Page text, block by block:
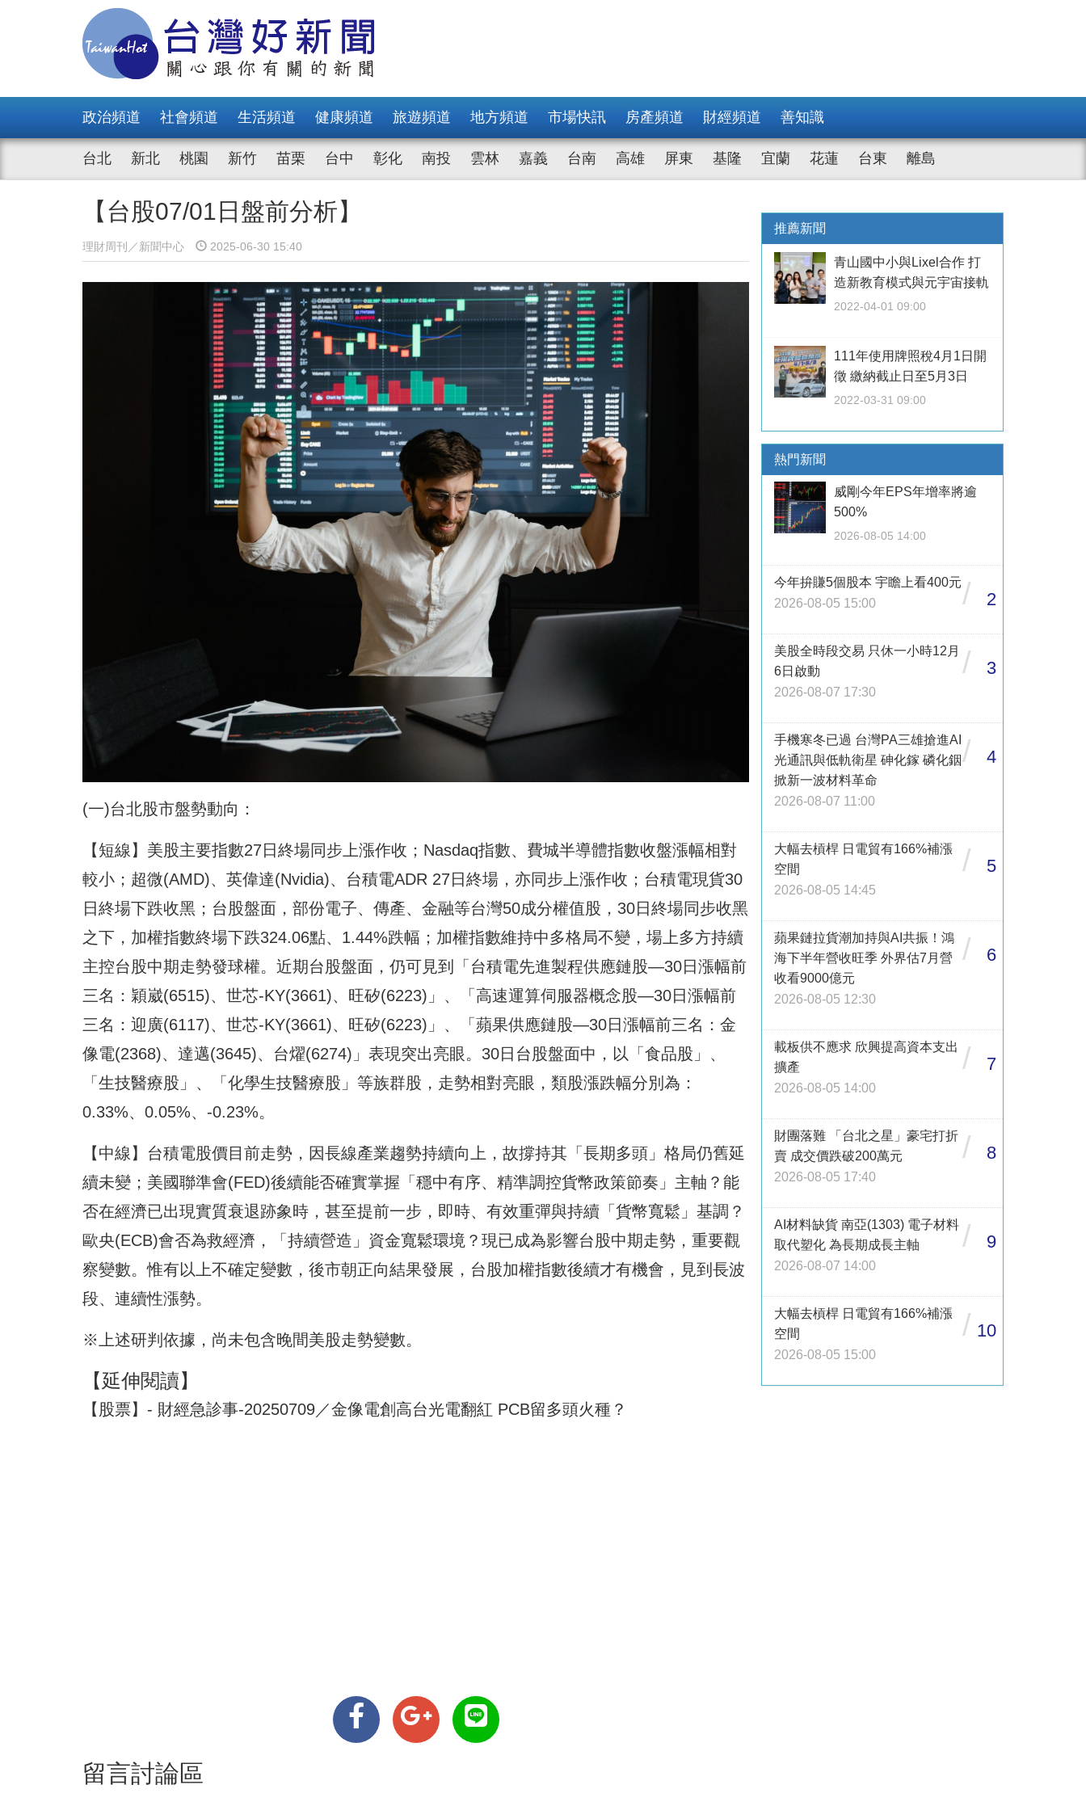
政治頻道 社會頻道 生活頻道 健康頻道 旅遊頻道 地方頻道 市場快訊 房產頻道 財經頻道 善知識
台北 新北 桃園 新竹 苗栗 台中 彰化 南投 雲林 嘉義 台南 高雄 屏東 基隆 宜蘭 花蓮 台東 離島
【台股07/01日盤前分析】
理財周刊／新聞中心 2025-06-30 15:40
(一)台北股市盤勢動向：
【短線】美股主要指數27日終場同步上漲作收；Nasdaq指數、費城半導體指數收盤漲幅相對
較小；超微(AMD)、英偉達(Nvidia)、台積電ADR 27日終場，亦同步上漲作收；台積電現貨30
日終場下跌收黑；台股盤面，部份電子、傳產、金融等台灣50成分權值股，30日終場同步收黑
之下，加權指數終場下跌324.06點、1.44%跌幅；加權指數維持中多格局不變，場上多方持續
主控台股中期走勢發球權。近期台股盤面，仍可見到「台積電先進製程供應鏈股—30日漲幅前
三名：穎崴(6515)、世芯-KY(3661)、旺矽(6223)」、「高速運算伺服器概念股—30日漲幅前
三名：迎廣(6117)、世芯-KY(3661)、旺矽(6223)」、「蘋果供應鏈股—30日漲幅前三名：金
像電(2368)、達邁(3645)、台燿(6274)」表現突出亮眼。30日台股盤面中，以「食品股」、
「生技醫療股」、「化學生技醫療股」等族群股，走勢相對亮眼，類股漲跌幅分別為：
0.33%、0.05%、-0.23%。
【中線】台積電股價目前走勢，因長線產業趨勢持續向上，故撐持其「長期多頭」格局仍舊延
續未變；美國聯準會(FED)後續能否確實掌握「穩中有序、精準調控貨幣政策節奏」主軸？能
否在經濟已出現實質衰退跡象時，甚至提前一步，即時、有效重彈與持續「貨幣寬鬆」基調？
歐央(ECB)會否為救經濟，「持續營造」資金寬鬆環境？現已成為影響台股中期走勢，重要觀
察變數。惟有以上不確定變數，後市朝正向結果發展，台股加權指數後續才有機會，見到長波
段、連續性漲勢。
※上述研判依據，尚未包含晚間美股走勢變數。
【延伸閱讀】
【股票】- 財經急診事-20250709／金像電創高台光電翻紅 PCB留多頭火種？
留言討論區
推薦新聞
青山國中小與Lixel合作 打
造新教育模式與元宇宙接軌
2022-04-01 09:00
111年使用牌照稅4月1日開
徵 繳納截止日至5月3日
2022-03-31 09:00
熱門新聞
威剛今年EPS年增率將逾
500%
2026-08-05 14:00
今年拚賺5個股本 宇瞻上看400元
2026-08-05 15:00
/ 2
美股全時段交易 只休一小時12月
6日啟動
2026-08-07 17:30
/ 3
手機寒冬已過 台灣PA三雄搶進AI
光通訊與低軌衛星 砷化鎵 磷化銦
掀新一波材料革命
2026-08-07 11:00
/ 4
大幅去槓桿 日電貿有166%補漲
空間
2026-08-05 14:45
/ 5
蘋果鏈拉貨潮加持與AI共振！鴻
海下半年營收旺季 外界估7月營
收看9000億元
2026-08-05 12:30
/ 6
載板供不應求 欣興提高資本支出
擴產
2026-08-05 14:00
/ 7
財團落難 「台北之星」豪宅打折
賣 成交價跌破200萬元
2026-08-05 17:40
/ 8
AI材料缺貨 南亞(1303) 電子材料
取代塑化 為長期成長主軸
2026-08-07 14:00
/ 9
大幅去槓桿 日電貿有166%補漲
空間
2026-08-05 15:00
/ 10